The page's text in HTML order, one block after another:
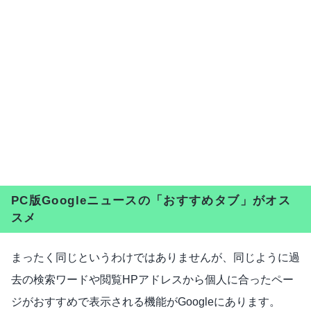
PC版Googleニュースの「おすすめタブ」がオス
スメ
まったく同じというわけではありませんが、同じように過
去の検索ワードや閲覧HPアドレスから個人に合ったペー
ジがおすすめで表示される機能がGoogleにあります。